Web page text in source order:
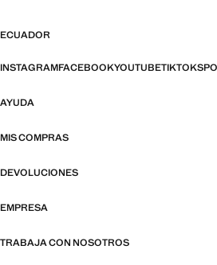
ECUADOR
INSTAGRAMFACEBOOKYOUTUBETIKTOK
AYUDA
MIS COMPRAS
DEVOLUCIONES
EMPRESA
TRABAJA CON NOSOTROS